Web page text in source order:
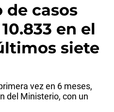
de casos
en el
siete
vez en 6 meses,
del Ministerio, con un